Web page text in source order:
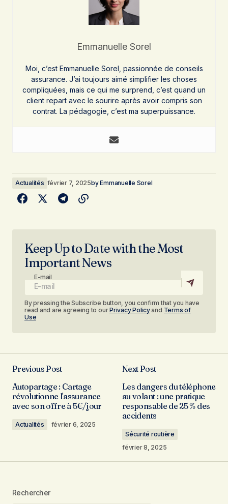
Emmanuelle Sorel
Moi, c’est Emmanuelle Sorel, passionnée de conseils
assurance. J’ai toujours aimé simplifier les choses
compliquées, mais ce qui me surprend, c’est quand un
client repart avec le sourire après avoir compris son
contrat. La pédagogie, c’est ma superpuissance.
Actualités février 7, 2025byEmmanuelle Sorel
Keep Up to Date with the Most
Important News
E-mail
By pressing the Subscribe button, you confirm that you have
read and are agreeing to ourPrivacy Policyand Terms of
Use
Previous Post
Autopartage : Cartage
révolutionne l'assurance
avec son offre à 5€/jour
Actualités février 6, 2025
Next Post
Les dangers du téléphone
au volant : une pratique
responsable de 25 % des
accidents
Sécurité routière
février 8, 2025
Rechercher